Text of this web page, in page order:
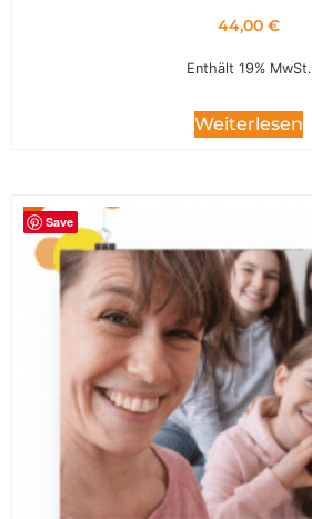
44,00 €
Enthält 19% MwSt.
Weiterlesen
Save